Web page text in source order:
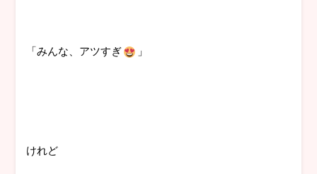
「みんな、アツすぎ 」
けれど